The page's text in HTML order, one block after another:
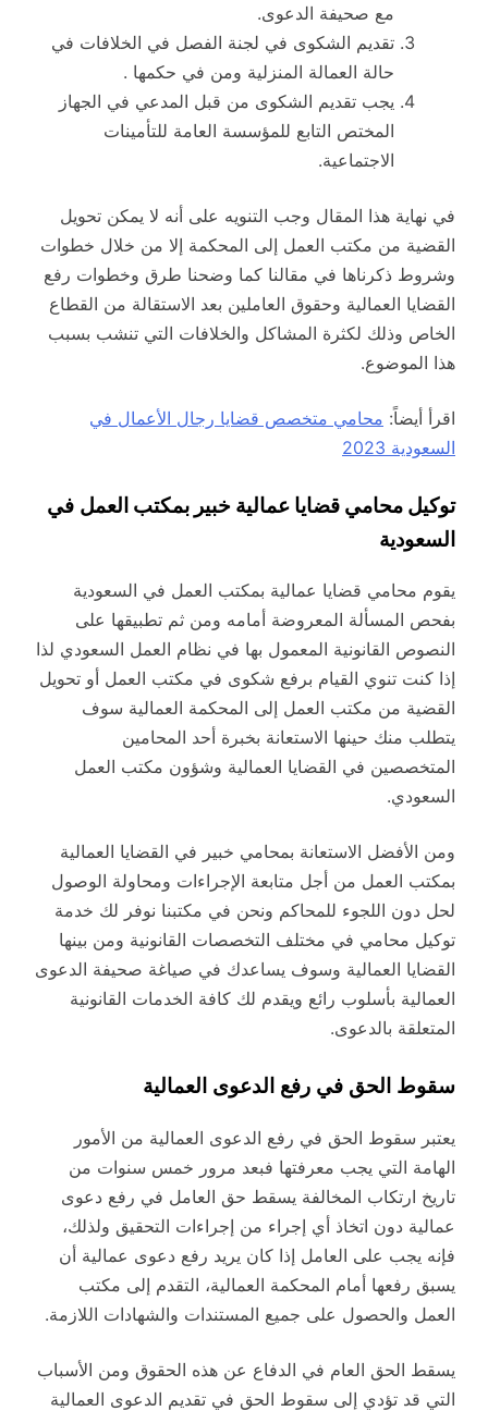
مع صحيفة الدعوى.
تقديم الشكوى في لجنة الفصل في الخلافات في
حالة العمالة المنزلية ومن في حكمها .
يجب تقديم الشكوى من قبل المدعي في الجهاز
المختص التابع للمؤسسة العامة للتأمينات
الاجتماعية.
في نهاية هذا المقال وجب التنويه على أنه لا يمكن تحويل
القضية من مكتب العمل إلى المحكمة إلا من خلال خطوات
وشروط ذكرناها في مقالنا كما وضحنا طرق وخطوات رفع
القضايا العمالية وحقوق العاملين بعد الاستقالة من القطاع
الخاص وذلك لكثرة المشاكل والخلافات التي تنشب بسبب
هذا الموضوع.
اقرأ أيضاً: محامي متخصص قضايا رجال الأعمال في
السعودية 2023
توكيل محامي قضايا عمالية خبير بمكتب العمل في
السعودية
يقوم محامي قضايا عمالية بمكتب العمل في السعودية
بفحص المسألة المعروضة أمامه ومن ثم تطبيقها على
النصوص القانونية المعمول بها في نظام العمل السعودي لذا
إذا كنت تنوي القيام برفع شكوى في مكتب العمل أو تحويل
القضية من مكتب العمل إلى المحكمة العمالية سوف
يتطلب منك حينها الاستعانة بخبرة أحد المحامين
المتخصصين في القضايا العمالية وشؤون مكتب العمل
السعودي.
ومن الأفضل الاستعانة بمحامي خبير في القضايا العمالية
بمكتب العمل من أجل متابعة الإجراءات ومحاولة الوصول
لحل دون اللجوء للمحاكم ونحن في مكتبنا نوفر لك خدمة
توكيل محامي في مختلف التخصصات القانونية ومن بينها
القضايا العمالية وسوف يساعدك في صياغة صحيفة الدعوى
العمالية بأسلوب رائع ويقدم لك كافة الخدمات القانونية
المتعلقة بالدعوى.
سقوط الحق في رفع الدعوى العمالية
يعتبر سقوط الحق في رفع الدعوى العمالية من الأمور
الهامة التي يجب معرفتها فبعد مرور خمس سنوات من
تاريخ ارتكاب المخالفة يسقط حق العامل في رفع دعوى
عمالية دون اتخاذ أي إجراء من إجراءات التحقيق ولذلك،
فإنه يجب على العامل إذا كان يريد رفع دعوى عمالية أن
يسبق رفعها أمام المحكمة العمالية، التقدم إلى مكتب
العمل والحصول على جميع المستندات والشهادات اللازمة.
يسقط الحق العام في الدفاع عن هذه الحقوق ومن الأسباب
التي قد تؤدي إلى سقوط الحق في تقديم الدعوى العمالية